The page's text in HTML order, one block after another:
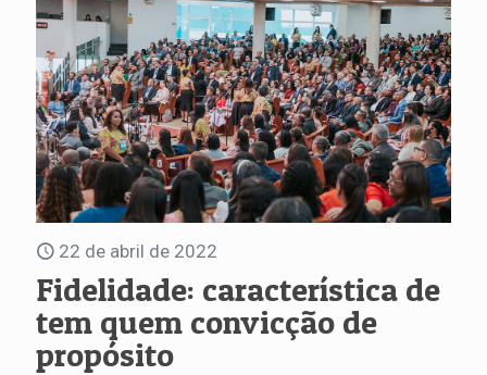
22 de abril de 2022
Fidelidade: característica de
tem quem convicção de
propósito